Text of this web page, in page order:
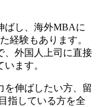
ばし、海外MBAに
経験もあります。
、外国人上司に直接
ます。
を伸ばしたい方、留
指している方を全